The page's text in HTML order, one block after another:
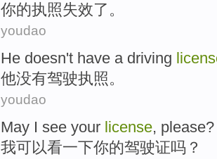
你的执照失效了。
youdao
He doesn't have a driving
他没有驾驶执照。
youdao
May I see your license, please?
我可以看一下你的驾驶证吗？